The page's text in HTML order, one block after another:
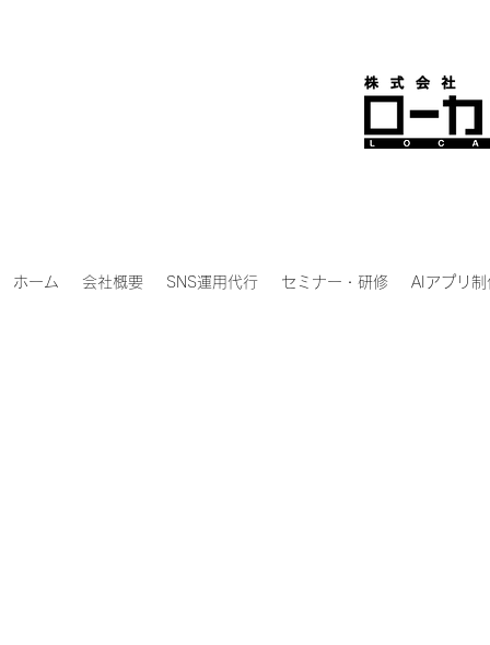
ホーム 会社概要 SNS運用代行 セミナー・研修 AIアプリ制